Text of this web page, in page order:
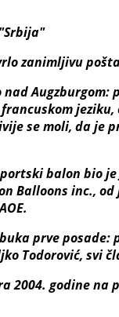
zanimljivu
se moli, da je
balon bio
Balloons inc.,
prve
Todorović, svi
2004. godine